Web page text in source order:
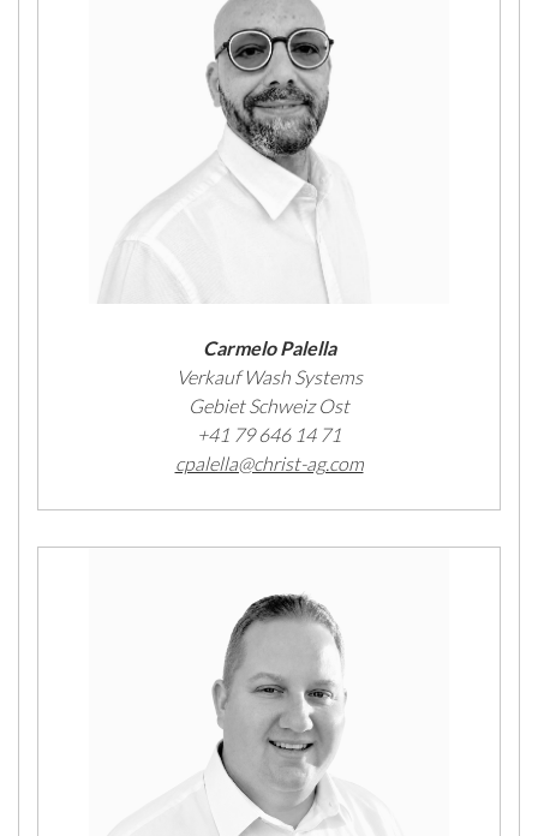
Carmelo Palella
Verkauf Wash Systems
Gebiet Schweiz Ost
+41 79 646 14 71
cpalella@christ-ag.com